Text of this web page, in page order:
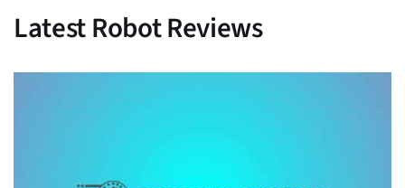
Latest Robot Reviews